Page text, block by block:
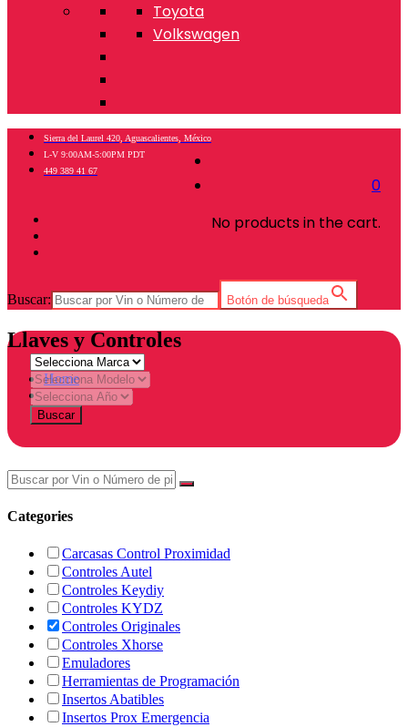
Toyota
Volkswagen
0
No products in the cart.
Sierra del Laurel 420, Aguascalientes, México
L-V 9:00AM-5:00PM PDT
449 389 41 67
Buscar: Botón de búsqueda
Llaves y Controles
Home
Tienda
Buscar
Categories
Carcasas Control Proximidad
Controles Autel
Controles Keydiy
Controles KYDZ
Controles Originales
Controles Xhorse
Emuladores
Herramientas de Programación
Insertos Abatibles
Insertos Prox Emergencia